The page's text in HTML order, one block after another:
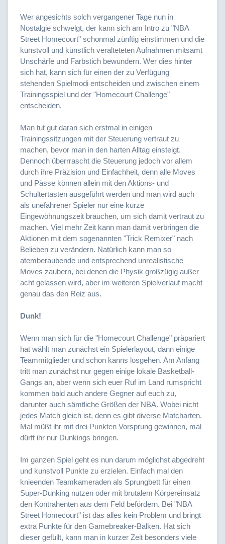
Wer angesichts solch vergangener Tage nun in
Nostalgie schwelgt, der kann sich am Intro zu "NBA
Street Homecourt" schonmal zünftig einstimmen und die
kunstvoll und künstlich veralteteten Aufnahmen mitsamt
Unschärfe und Farbstich bewundern. Wer dies hinter
sich hat, kann sich für einen der zu Verfügung
stehenden Spielmodi entscheiden und zwischen einem
Trainingsspiel und der "Homecourt Challenge"
entscheiden.
Man tut gut daran sich erstmal in einigen
Trainingssitzungen mit der Steuerung vertraut zu
machen, bevor man in den harten Alltag einsteigt.
Dennoch überrrascht die Steuerung jedoch vor allem
durch ihre Präzision und Einfachheit, denn alle Moves
und Pässe können allein mit den Aktions- und
Schultertasten ausgeführt werden und man wird auch
als unefahrener Spieler nur eine kurze
Eingewöhnungszeit brauchen, um sich damit vertraut zu
machen. Viel mehr Zeit kann man damit verbringen die
Aktionen mit dem sogenannten "Trick Remixer" nach
Belieben zu verändern. Natürlich kann man so
atemberaubende und entsprechend unrealistische
Moves zaubern, bei denen die Physik großzügig außer
acht gelassen wird, aber im weiteren Spielverlauf macht
genau das den Reiz aus.
Dunk!
Wenn man sich für die "Homecourt Challenge" präpariert
hat wählt man zunächst ein Spielerlayout, dann einige
Teammitglieder und schon kanns losgehen. Am Anfang
tritt man zunächst nur gegen einige lokale Basketball-
Gangs an, aber wenn sich euer Ruf im Land rumspricht
kommen bald auch andere Gegner auf euch zu,
darunter auch sämtliche Größen der NBA. Wobei nicht
jedes Match gleich ist, denn es gibt diverse Matcharten.
Mal müßt ihr mit drei Punkten Vorsprung gewinnen, mal
dürft ihr nur Dunkings bringen.
Im ganzen Spiel geht es nun darum möglichst abgedreht
und kunstvoll Punkte zu erzielen. Einfach mal den
knieenden Teamkameraden als Sprungbett für einen
Super-Dunking nutzen oder mit brutalem Körpereinsatz
den Kontrahenten aus dem Feld befördern. Bei "NBA
Street Homecourt" ist das alles kein Problem und bringt
extra Punkte für den Gamebreaker-Balken. Hat sich
dieser gefüllt, kann man in kurzer Zeit besonders viele